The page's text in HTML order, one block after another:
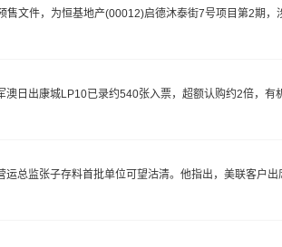
文件，为恒基地产(00012)启德沐泰街7号项目第2期，
日出康城LP10已录约540张入票，超额认购约2倍，有
总监张子存料首批单位可望沽清。他指出，美联客户出